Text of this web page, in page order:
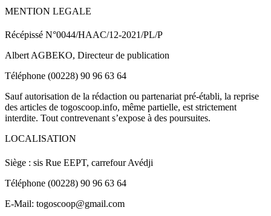
MENTION LEGALE
Récépissé N°0044/HAAC/12-2021/PL/P
Albert AGBEKO, Directeur de publication
Téléphone (00228) 90 96 63 64
Sauf autorisation de la rédaction ou partenariat pré-établi, la reprise
des articles de togoscoop.info, même partielle, est strictement
interdite. Tout contrevenant s’expose à des poursuites.
LOCALISATION
Siège : sis Rue EEPT, carrefour Avédji
Téléphone (00228) 90 96 63 64
E-Mail: togoscoop@gmail.com